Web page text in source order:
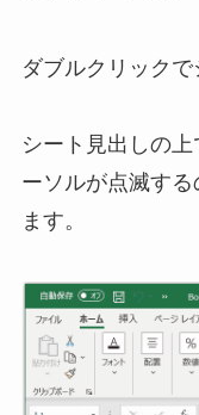
ダブルクリックで
シート見出しの
ーソルが点滅す
ます。